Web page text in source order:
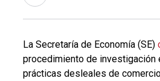
La Secretaría de Economía (SE)
procedimiento de investigación
prácticas desleales de